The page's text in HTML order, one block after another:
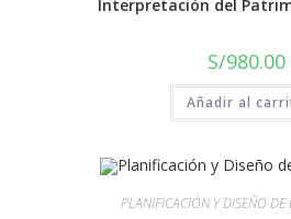
Interpretación del
S/980.00
Añadir al
PLANIFICACIÓN Y DISEÑO DE